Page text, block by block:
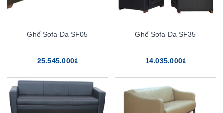
Ghế Sofa Da SF05
25.545.000₫
Ghế Sofa Da SF35
14.035.000₫